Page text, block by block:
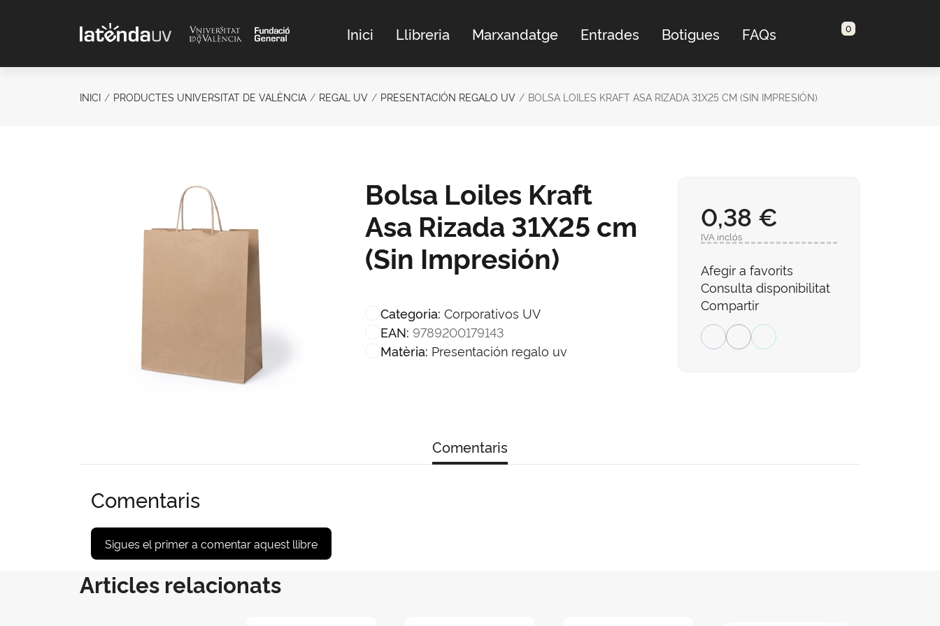
Inici Llibreria Marxandatge Entrades Botigues FAQs 0
INICI PRODUCTES UNIVERSITAT DE VALÈNCIA REGAL UV PRESENTACIÓN REGALO UV BOLSA LOILES KRAFT ASA RIZADA 31X25 CM (SIN IMPRESIÓN)
Bolsa Loiles Kraft
Asa Rizada 31X25 cm
(Sin Impresión)
Categoria: Corporativos UV
EAN: 9789200179143
Matèria: Presentación regalo uv
0,38 €
IVA inclós
Afegir a favorits
Consulta disponibilitat
Compartir
Comentaris
Comentaris
Sigues el primer a comentar aquest llibre
Articles relacionats